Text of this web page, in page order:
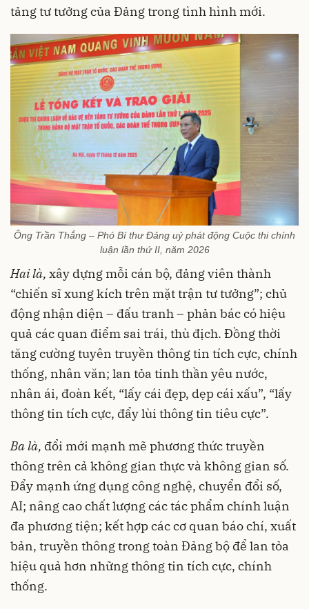
tảng tư tưởng của Đảng trong tình hình mới.
Ông Trần Thắng – Phó Bí thư Đảng uỷ phát động Cuộc thi chính
luận lần thứ II, năm 2026
Hai là, xây dựng mỗi cán bộ, đảng viên thành
“chiến sĩ xung kích trên mặt trận tư tưởng”; chủ
động nhận diện – đấu tranh – phản bác có hiệu
quả các quan điểm sai trái, thù địch. Đồng thời
tăng cường tuyên truyền thông tin tích cực, chính
thống, nhân văn; lan tỏa tinh thần yêu nước,
nhân ái, đoàn kết, “lấy cái đẹp, dẹp cái xấu”, “lấy
thông tin tích cực, đẩy lùi thông tin tiêu cực”.
Ba là, đổi mới mạnh mẽ phương thức truyền
thông trên cả không gian thực và không gian số.
Đẩy mạnh ứng dụng công nghệ, chuyển đổi số,
AI; nâng cao chất lượng các tác phẩm chính luận
đa phương tiện; kết hợp các cơ quan báo chí, xuất
bản, truyền thông trong toàn Đảng bộ để lan tỏa
hiệu quả hơn những thông tin tích cực, chính
thống.